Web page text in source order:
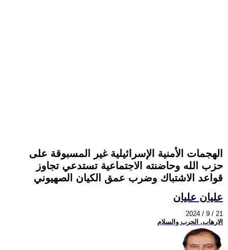
الهجمات الأمنية الإسرائيلية غير المسبوقة على
حزب الله وحاضنته الاجتماعية تستدعي تجاوز
قواعد الاشتباك وضرب عمق الكيان الصهيوني
عليان عليان
2024 / 9 / 21
الارهاب, الحرب والسلام